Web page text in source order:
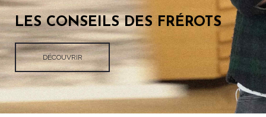
LES CONSEILS DES FRÉROTS
DÉCOUVRIR